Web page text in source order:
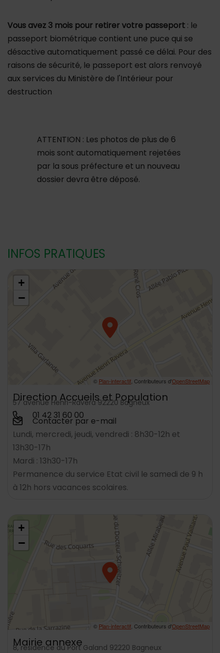
Vous avez 3 mois pour retirer votre passeport : le
passeport biométrique contient une puce qui se
désactive automatiquement passé ce délai. Pour des
raisons de sécurité, le passeport est alors renvoyé
aux services du Ministère de l'Intérieur pour
destruction
ATTENTION : Les photos de plus de 6
mois sont automatiquement rejetées
par la sous préfecture et un nouveau
dossier devra être déposé.
INFOS PRATIQUES
48.7989059,2.304048
+
−
© Plan-interactif , Contributeurs d'OpenStreetMap
Direction Accueils et Population
57 avenue Henri-Ravera 92220 Bagneux
01 42 31 60 00
Contacter par e-mail
Lundi, mercredi, jeudi, vendredi : 8h30-12h et
13h30-17h
Mardi : 13h30-17h
Permanence du service Etat civil le samedi de 9 h
à 12h hors vacances scolaires.
+
−
© Plan-interactif , Contributeurs d'OpenStreetMap
Mairie annexe
8, résidence du Port Galand 92220 Bagneux